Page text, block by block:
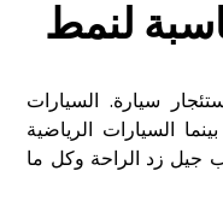
لنمط
سيارة. السيارات
السيارات الرياضية
جيل زد الراحة وكل ما